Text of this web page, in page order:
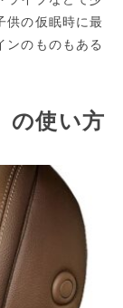
供の仮眠時に最
ンのものもある
の使い方